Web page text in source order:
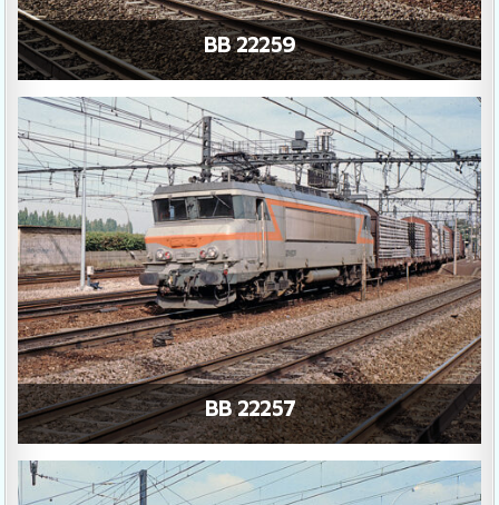
BB 22259
BB 22257